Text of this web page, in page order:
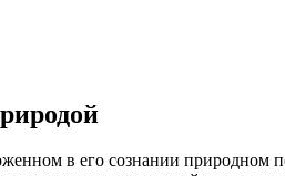
в его сознании